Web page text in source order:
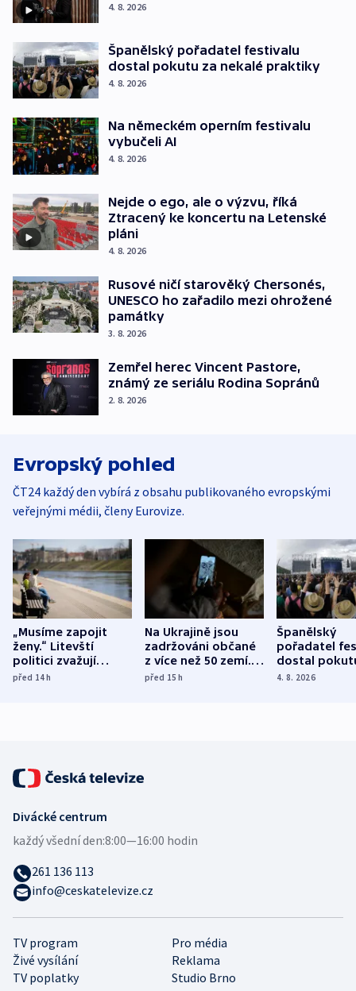
4. 8. 2026
Španělský pořadatel festivalu
dostal pokutu za nekalé praktiky
4. 8. 2026
Na německém operním festivalu
vybučeli AI
4. 8. 2026
Nejde o ego, ale o výzvu, říká
Ztracený ke koncertu na Letenské
pláni
4. 8. 2026
Rusové ničí starověký Chersonés,
UNESCO ho zařadilo mezi ohrožené
památky
3. 8. 2026
Zemřel herec Vincent Pastore,
známý ze seriálu Rodina Sopránů
2. 8. 2026
Evropský pohled
ČT24 každý den vybírá z obsahu publikovaného evropskými
veřejnými médii, členy Eurovize.
„Musíme zapojit
ženy.“ Litevští
politici zvažují
dohodu o
před 14h
Na Ukrajině jsou
zadržováni občané
z více než 50 zemí.
Bojovali na straně
před 15h
Španělský
pořadatel
dostal
nekalé
4. 8. 2026
TV program
Pro média
Živé vysílání
Reklama
TV poplatky
Studio Brno
Divácké centrum
každý všední den:8:00—16:00 hodin
261 136 113
info@ceskatelevize.cz